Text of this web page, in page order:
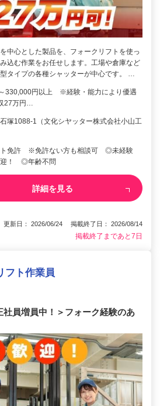
中心とした製品を、フォークリフトを使っ
込む作業をお任せします。工場や倉庫など
タイプの各種シャッターが中心です。 …
330,000円以上 ※経験・能力により優遇
27万円…
塚1088-1（文化シヤッター株式会社小山工
ト免許 ※免許ない方も相談可 ◎未経験
迎！ ◎年齢不問
詳細を見る
更新日： 2026/06/24 掲載終了日： 2026/08/14
掲載終了まであと7日
フト作業員
社員増員中！＞フォーク経験のあ